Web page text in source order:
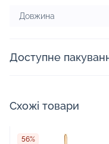
Довжина
Доступне
Схожі товари
56%